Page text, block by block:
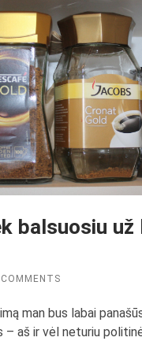
balsuosiu už
man bus labai
– aš ir vėl neturiu